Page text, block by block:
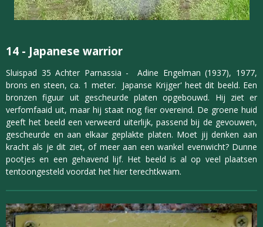
14 - Japanese warrior
Sluispad 35 Achter Parnassia - Adine Engelman (1937), 1977,
brons en steen, ca. 1 meter. Japanse Krijger' heet dit beeld. Een
bronzen figuur uit gescheurde platen opgebouwd. Hij ziet er
verfomfaaid uit, maar hij staat nog fier overeind. De groene huid
geeft het beeld een verweerd uiterlijk, passend bij de gevouwen,
gescheurde en aan elkaar geplakte platen. Moet jij denken aan
kracht als je dit ziet, of meer aan een wankel evenwicht? Dunne
pootjes en een gehavend lijf. Het beeld is al op veel plaatsen
tentoongesteld voordat het hier terechtkwam.